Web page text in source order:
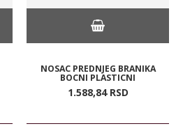
NOSAC PREDNJEG BRANIKA
BOCNI PLASTICNI
1.588,84 RSD